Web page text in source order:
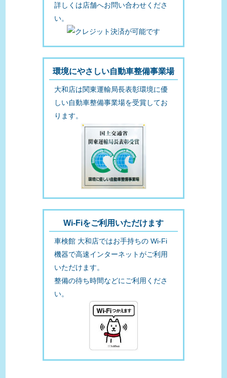
詳しくは店舗へお問い合わせくださ
い。
環境にやさしい自動車整備事業場
大和店は関東運輸局長表彰環境に優
しい自動車整備事業場を受賞してお
ります。
Wi-Fiをご利用いただけます
車検館 大和店ではお手持ちの Wi-Fi
機器で高速インターネットがご利用
いただけます。
整備の待ち時間などにご利用くださ
い。